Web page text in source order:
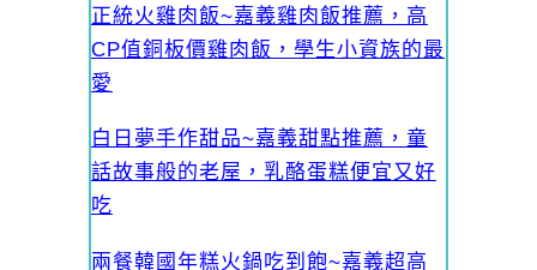
正統火雞肉飯~嘉義雞肉飯推薦，高
CP值銅板價雞肉飯，學生小資族的最
愛
白日夢手作甜品~嘉義甜點推薦，童
話故事般的老屋，乳酪蛋糕便宜又好
吃
兩餐韓國年糕火鍋吃到飽~嘉義超高